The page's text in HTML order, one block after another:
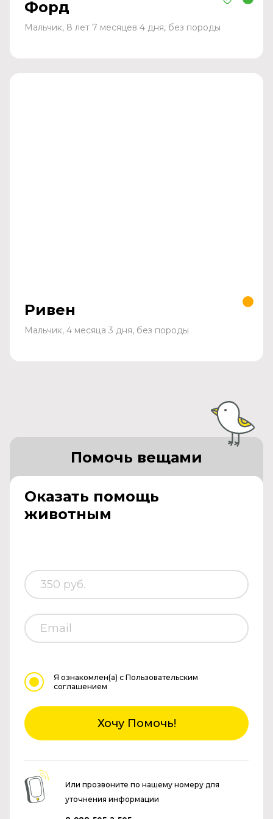
Форд
Мальчик, 8 лет 7 месяцев 4 дня, без породы
Ривен
Мальчик, 4 месяца 3 дня, без породы
Оказать помощь
животным
Помочь вещами
Я ознакомлен(а) с Пользовательским
соглашением
Хочу Помочь!
Или прозвоните по нашему номеру для
уточнения информации